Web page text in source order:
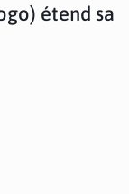
étend sa